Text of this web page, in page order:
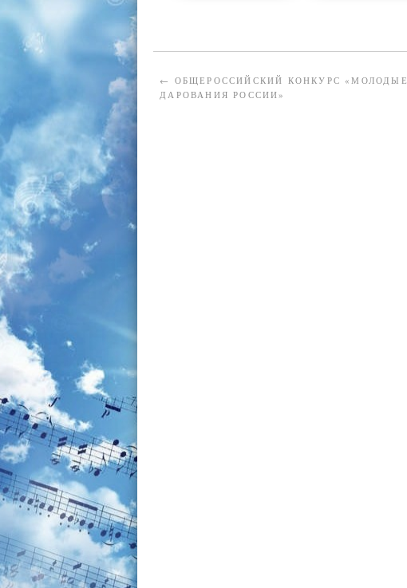
← ОБЩЕРОССИЙСКИЙ КОНКУРС «МОЛОДЫЕ
ДАРОВАНИЯ РОССИИ»